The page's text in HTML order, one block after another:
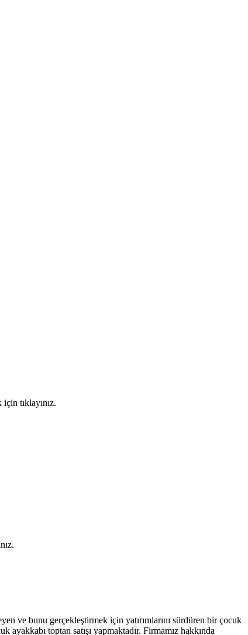
tıklayınız.
ve bunu gerçekleştirmek için yatırımlarını sürdüren bir çocuk
ayakkabı toptan satışı yapmaktadır. Firmamız hakkında